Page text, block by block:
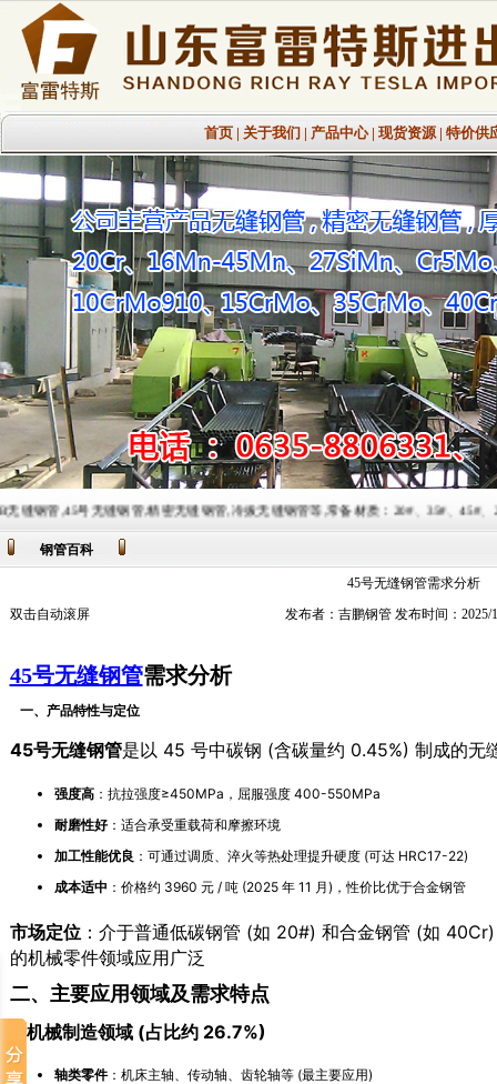
首页 | 关于我们 | 产品中心| 现货资源 | 特价供
管,45号无缝钢管,精密无缝钢管,冷拔无缝钢管等,常备材质：20#、35#、45#、
钢管百科
45号无缝钢管需求分析
双击自动滚屏
发布者：吉鹏钢管 发布时间：2025/
45号无缝钢管需求分析
一、产品特性与定位
45号无缝钢管是以 45 号中碳钢 (含碳量约 0.45%) 制成的无
强度高：抗拉强度≥450MPa，屈服强度 400-550MPa
耐磨性好：适合承受重载荷和摩擦环境
加工性能优良 ：可通过调质、淬火等热处理提升硬度 (可达 HRC17-22)
成本适中 ：价格约 3960 元 / 吨 (2025 年 11 月)，性价比优于合金钢管
市场定位：介于普通低碳钢管 (如 20#) 和合金钢管 (如
的机械零件领域应用广泛
二、主要应用领域及需求特点
1. 机械制造领域 (占比约 26.7%)
轴类零件：机床主轴、传动轴、齿轮轴等 (最主要应用)